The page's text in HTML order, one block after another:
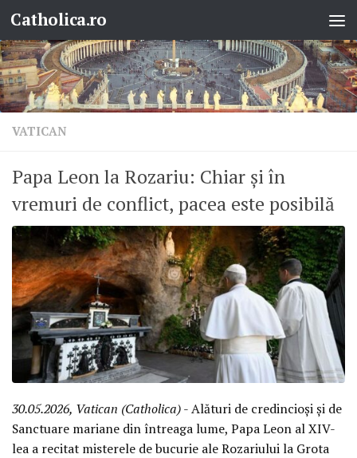
Skip to content
Catholica.ro
VATICAN
Papa Leon la Rozariu: Chiar și în
vremuri de conflict, pacea este posibilă
30.05.2026, Vatican (Catholica)- Alături de credincioși și de
Sanctuare mariane din întreaga lume, Papa Leon al XIV-
lea a recitat misterele de bucurie ale Rozariului la Grota